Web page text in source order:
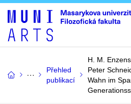
Přehled
publikací
H. M.
Peter
Wahn im